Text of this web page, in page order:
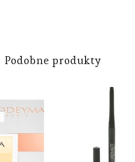
Podobne produkty